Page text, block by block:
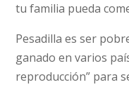
tu familia pueda
Pesadilla es ser
ganado en varios
reproducción” para